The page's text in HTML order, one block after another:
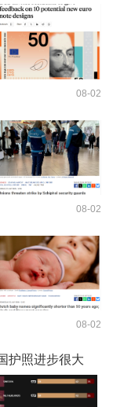
08-02
08-02
08-02
护照进步很大